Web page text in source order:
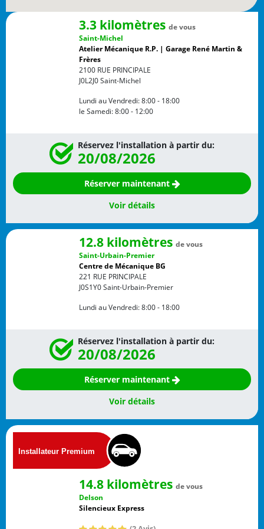
3.3 kilomètres de vous
Saint-Michel
Atelier Mécanique R.P. | Garage René Martin &
Frères
2100 RUE PRINCIPALE
J0L2J0Saint-Michel
Lundi au Vendredi:8:00 - 18:00
le Samedi:8:00 - 12:00
Réservez l'installation à partir du:
20/08/2026
Réserver maintenant
Voir détails
12.8 kilomètres de vous
Saint-Urbain-Premier
Centre de Mécanique BG
221 RUE PRINCIPALE
J0S1Y0Saint-Urbain-Premier
Lundi au Vendredi:8:00 - 18:00
Réservez l'installation à partir du:
20/08/2026
Réserver maintenant
Voir détails
14.8 kilomètres de vous
Delson
Silencieux Express